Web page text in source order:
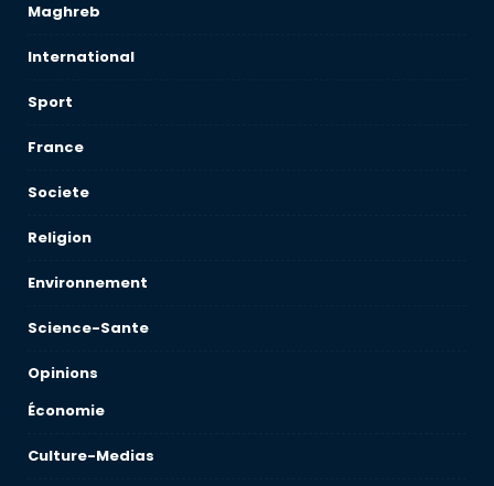
Maghreb
International
Sport
France
Societe
Religion
Environnement
Science-Sante
Opinions
Économie
Culture-Medias